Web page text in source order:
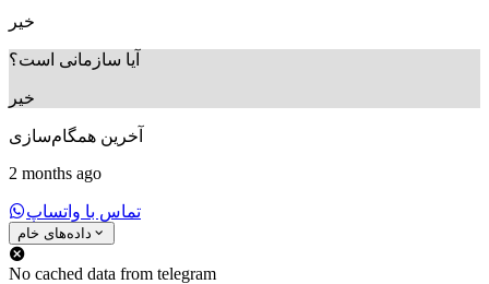
خیر
آیا سازمانی است؟
خیر
آخرین همگام‌سازی
2 months ago
تماس با واتساپ
داده‌های خام
No cached data from telegram